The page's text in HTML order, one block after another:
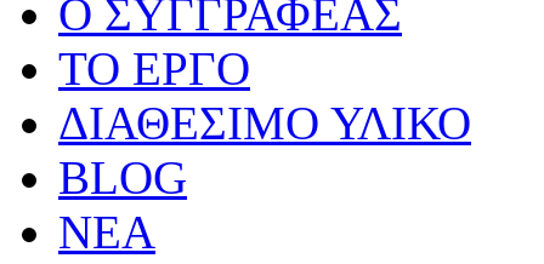
O ΣΥΓΓΡΑΦΕΑΣ
ΤΟ ΕΡΓΟ
ΔΙΑΘΕΣΙΜΟ ΥΛΙΚΟ
BLOG
ΝΕΑ